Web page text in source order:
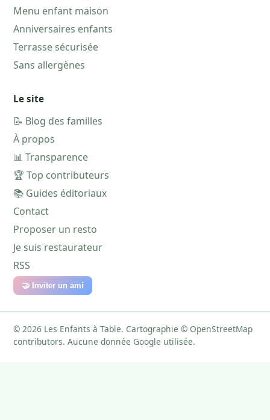
Menu enfant maison
Anniversaires enfants
Terrasse sécurisée
Sans allergènes
Le site
📝 Blog des familles
À propos
📊 Transparence
🏆 Top contributeurs
📚 Guides éditoriaux
Contact
Proposer un resto
Je suis restaurateur
RSS
🤝 Inviter un ami
© 2026 Les Enfants à Table. Cartographie © OpenStreetMap
contributors. Aucune donnée Google utilisée.